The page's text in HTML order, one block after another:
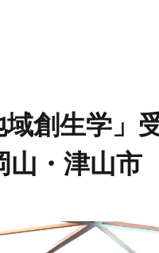
創生学」
山・津山市